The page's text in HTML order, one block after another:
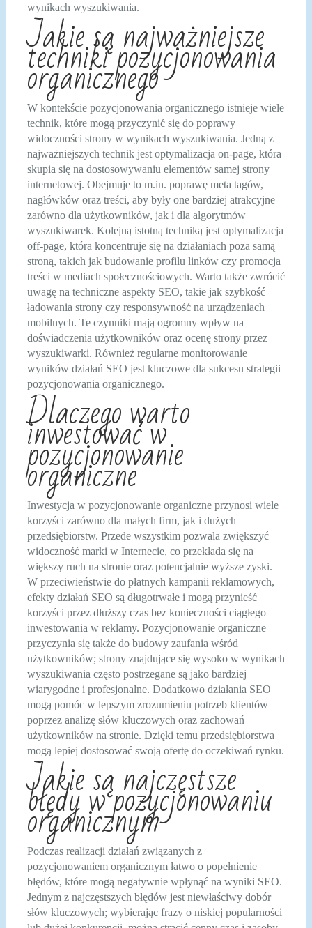
wynikach wyszukiwania.
Jakie są najważniejsze
techniki pozycjonowania
organicznego
W kontekście pozycjonowania organicznego istnieje wiele
technik, które mogą przyczynić się do poprawy
widoczności strony w wynikach wyszukiwania. Jedną z
najważniejszych technik jest optymalizacja on-page, która
skupia się na dostosowywaniu elementów samej strony
internetowej. Obejmuje to m.in. poprawę meta tagów,
nagłówków oraz treści, aby były one bardziej atrakcyjne
zarówno dla użytkowników, jak i dla algorytmów
wyszukiwarek. Kolejną istotną techniką jest optymalizacja
off-page, która koncentruje się na działaniach poza samą
stroną, takich jak budowanie profilu linków czy promocja
treści w mediach społecznościowych. Warto także zwrócić
uwagę na techniczne aspekty SEO, takie jak szybkość
ładowania strony czy responsywność na urządzeniach
mobilnych. Te czynniki mają ogromny wpływ na
doświadczenia użytkowników oraz ocenę strony przez
wyszukiwarki. Również regularne monitorowanie
wyników działań SEO jest kluczowe dla sukcesu strategii
pozycjonowania organicznego.
Dlaczego warto
inwestować w
pozycjonowanie
organiczne
Inwestycja w pozycjonowanie organiczne przynosi wiele
korzyści zarówno dla małych firm, jak i dużych
przedsiębiorstw. Przede wszystkim pozwala zwiększyć
widoczność marki w Internecie, co przekłada się na
większy ruch na stronie oraz potencjalnie wyższe zyski.
W przeciwieństwie do płatnych kampanii reklamowych,
efekty działań SEO są długotrwałe i mogą przynieść
korzyści przez dłuższy czas bez konieczności ciągłego
inwestowania w reklamy. Pozycjonowanie organiczne
przyczynia się także do budowy zaufania wśród
użytkowników; strony znajdujące się wysoko w wynikach
wyszukiwania często postrzegane są jako bardziej
wiarygodne i profesjonalne. Dodatkowo działania SEO
mogą pomóc w lepszym zrozumieniu potrzeb klientów
poprzez analizę słów kluczowych oraz zachowań
użytkowników na stronie. Dzięki temu przedsiębiorstwa
mogą lepiej dostosować swoją ofertę do oczekiwań rynku.
Jakie są najczęstsze
błędy w pozycjonowaniu
organicznym
Podczas realizacji działań związanych z
pozycjonowaniem organicznym łatwo o popełnienie
błędów, które mogą negatywnie wpłynąć na wyniki SEO.
Jednym z najczęstszych błędów jest niewłaściwy dobór
słów kluczowych; wybierając frazy o niskiej popularności